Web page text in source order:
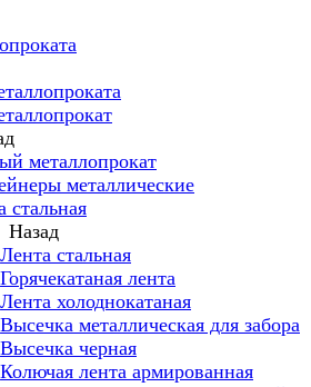
металлопрокат
металлические
стальная
Назад
Лента стальная
Горячекатаная лента
Лента холоднокатаная
Высечка металлическая для забора
Высечка черная
Колючая лента армированная